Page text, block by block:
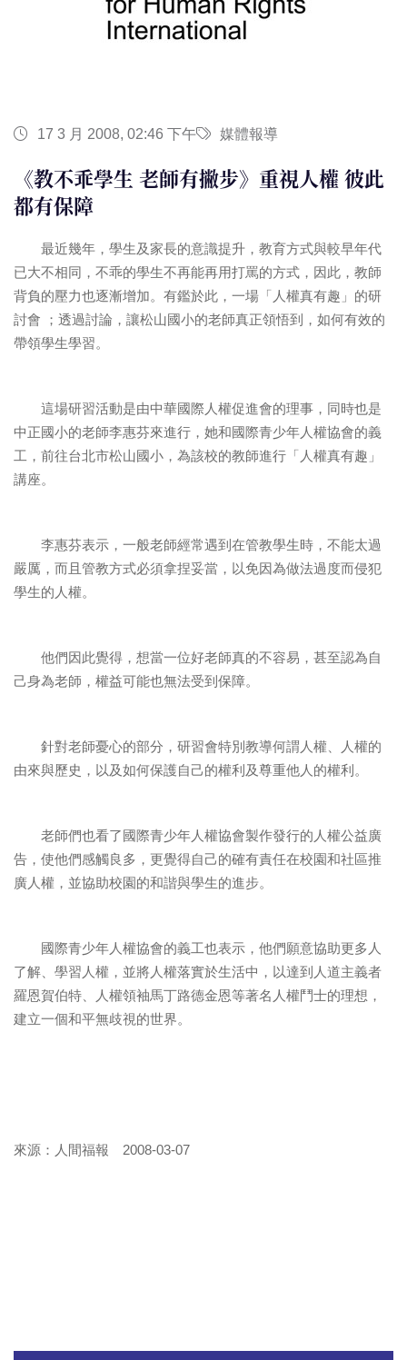
17 3 月 2008, 02:46 下午 媒體報導
《教不乖學生 老師有撇步》重視人權 彼此
都有保障
最近幾年，學生及家長的意識提升，教育方式與較早年代
已大不相同，不乖的學生不再能再用打罵的方式，因此，教師
背負的壓力也逐漸增加。有鑑於此，一場「人權真有趣」的研
討會 ；透過討論，讓松山國小的老師真正領悟到，如何有效的
帶領學生學習。
這場研習活動是由中華國際人權促進會的理事，同時也是
中正國小的老師李惠芬來進行，她和國際青少年人權協會的義
工，前往台北市松山國小，為該校的教師進行「人權真有趣」
講座。
李惠芬表示，一般老師經常遇到在管教學生時，不能太過
嚴厲，而且管教方式必須拿捏妥當，以免因為做法過度而侵犯
學生的人權。
他們因此覺得，想當一位好老師真的不容易，甚至認為自
己身為老師，權益可能也無法受到保障。
針對老師憂心的部分，研習會特別教導何謂人權、人權的
由來與歷史，以及如何保護自己的權利及尊重他人的權利。
老師們也看了國際青少年人權協會製作發行的人權公益廣
告，使他們感觸良多，更覺得自己的確有責任在校園和社區推
廣人權，並協助校園的和諧與學生的進步。
國際青少年人權協會的義工也表示，他們願意協助更多人
了解、學習人權，並將人權落實於生活中，以達到人道主義者
羅恩賀伯特、人權領袖馬丁路德金恩等著名人權鬥士的理想，
建立一個和平無歧視的世界。
來源： 人間福報 2008-03-07